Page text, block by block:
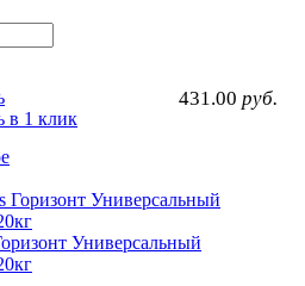
431.00 руб.
в 1 клик
Универсальный